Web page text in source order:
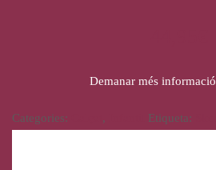
Demanar més informació
Categories: , Etiqueta: